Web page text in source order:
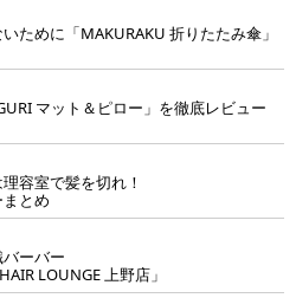
ために「MAKURAKU 折りたたみ傘」
マット＆ピロー」を徹底レビュー
容室で髪を切れ！
とめ
ーバー
LOUNGE 上野店」